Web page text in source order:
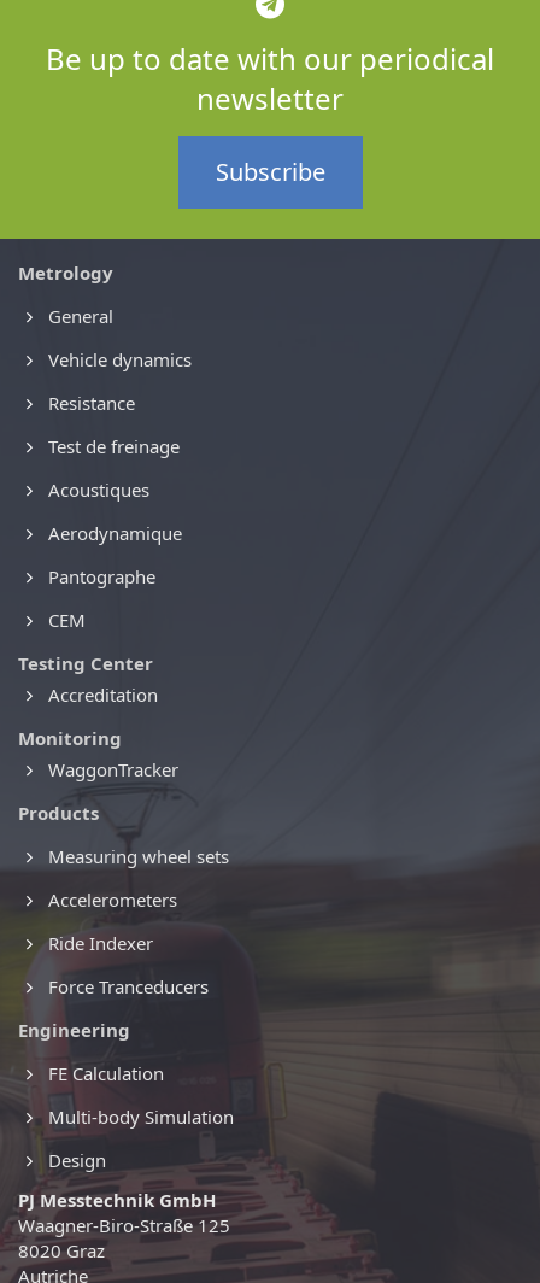
Be up to date with our periodical
newsletter
Subscribe
Metrology
General
Vehicle dynamics
Resistance
Test de freinage
Acoustiques
Aerodynamique
Pantographe
CEM
Testing Center
Accreditation
Monitoring
WaggonTracker
Products
Measuring wheel sets
Accelerometers
Ride Indexer
Force Tranceducers
Engineering
FE Calculation
Multi-body Simulation
Design
PJ Messtechnik GmbH
Waagner-Biro-Straße 125
8020 Graz
Autriche